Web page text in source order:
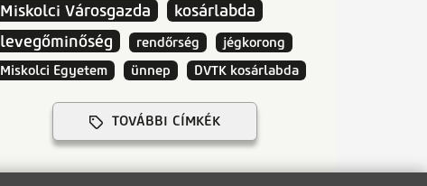
Miskolci Városgazda
kosárlabda
levegőminőség
rendőrség
jégkorong
Miskolci Egyetem
ünnep DVTK kosárlabda
TOVÁBBI CÍMKÉK